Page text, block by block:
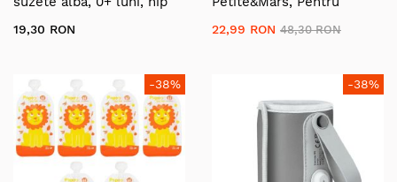
19,30 RON
Inchidere ermetica, 20x10
22,99 RON 48,30 RON
-38% -38%